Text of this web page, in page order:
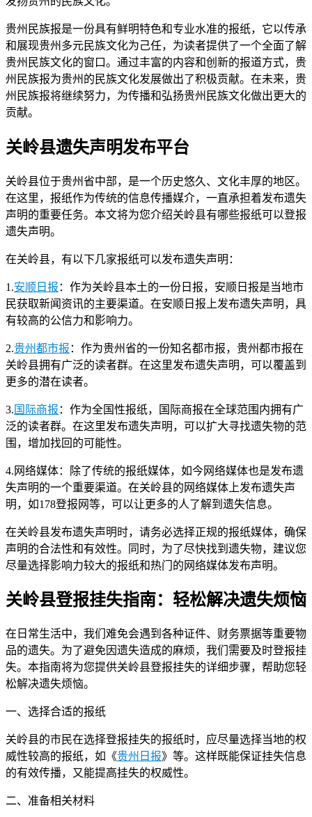
贵州民族报是一份具有鲜明特色和专业水准的报纸，它以传承
和展现贵州多元民族文化为己任，为读者提供了一个全面了解
贵州民族文化的窗口。通过丰富的内容和创新的报道方式，贵
州民族报为贵州的民族文化发展做出了积极贡献。在未来，贵
州民族报将继续努力，为传播和弘扬贵州民族文化做出更大的
贡献。
关岭县遗失声明发布平台
关岭县位于贵州省中部，是一个历史悠久、文化丰厚的地区。
在这里，报纸作为传统的信息传播媒介，一直承担着发布遗失
声明的重要任务。本文将为您介绍关岭县有哪些报纸可以登报
遗失声明。
在关岭县，有以下几家报纸可以发布遗失声明：
1.安顺日报 ：作为关岭县本土的一份日报，安顺日报是当地市
民获取新闻资讯的主要渠道。在安顺日报上发布遗失声明，具
有较高的公信力和影响力。
2.贵州都市报 ：作为贵州省的一份知名都市报，贵州都市报在
关岭县拥有广泛的读者群。在这里发布遗失声明，可以覆盖到
更多的潜在读者。
3. 国际商报 ：作为全国性报纸，国际商报在全球范围内拥有广
泛的读者群。在这里发布遗失声明，可以扩大寻找遗失物的范
围，增加找回的可能性。
4.网络媒体：除了传统的报纸媒体，如今网络媒体也是发布遗
失声明的一个重要渠道。在关岭县的网络媒体上发布遗失声
明，如178登报网等，可以让更多的人了解到遗失信息。
在关岭县发布遗失声明时，请务必选择正规的报纸媒体，确保
声明的合法性和有效性。同时，为了尽快找到遗失物，建议您
尽量选择影响力较大的报纸和热门的网络媒体发布声明。
关岭县登报挂失指南：轻松解决遗失烦恼
在日常生活中，我们难免会遇到各种证件、财务票据等重要物
品的遗失。为了避免因遗失造成的麻烦，我们需要及时登报挂
失。本指南将为您提供关岭县登报挂失的详细步骤，帮助您轻
松解决遗失烦恼。
一、选择合适的报纸
关岭县的市民在选择登报挂失的报纸时，应尽量选择当地的权
威性较高的报纸，如《贵州日报》等。这样既能保证挂失信息
的有效传播，又能提高挂失的权威性。
二、准备相关材料